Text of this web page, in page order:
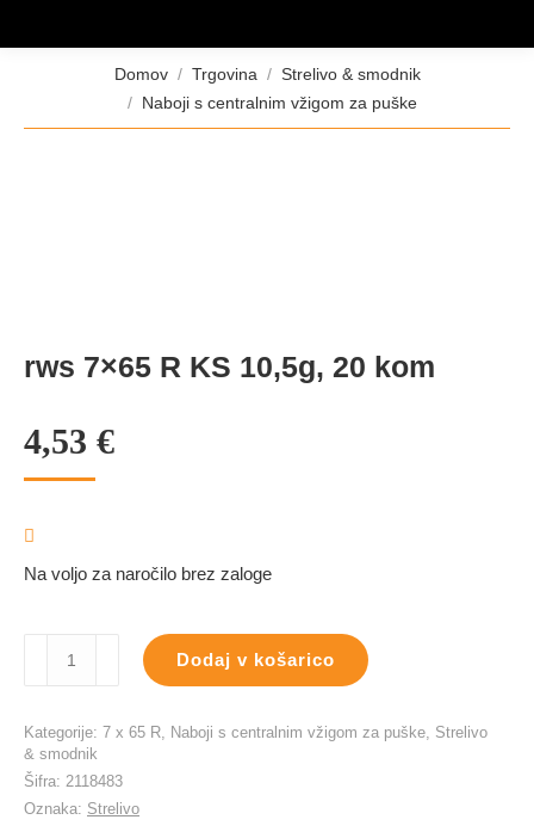
Domov Trgovina
Strelivo & smodnik
Naboji s centralnim vžigom za puške
rws 7×65 R KS 10,5g, 20 kom
4,53 €
Na voljo za naročilo brez zaloge
10,5g,
20
količina
Dodaj v košarico
Kategorije: 7 x 65 R, Naboji s centralnim vžigom za puške, Strelivo
& smodnik
Šifra: 2118483
Oznaka: Strelivo